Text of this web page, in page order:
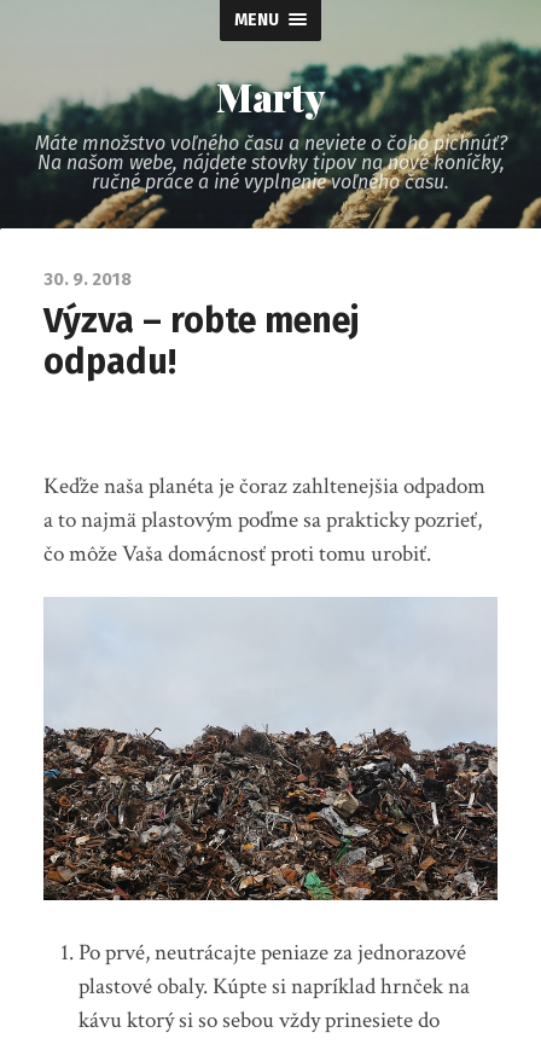
MENU
Marty
Máte množstvo voľného času a neviete o čoho pichnúť?
Na našom webe, nájdete stovky tipov na nové koníčky,
ručné práce a iné vyplnenie voľného času.
30. 9. 2018
Výzva – robte menej
odpadu!
Keďže naša planéta je čoraz zahltenejšia odpadom
a to najmä plastovým poďme sa prakticky pozrieť,
čo môže Vaša domácnosť proti tomu urobiť.
Po prvé, neutrácajte peniaze za jednorazové
plastové obaly. Kúpte si napríklad hrnček na
kávu ktorý si so sebou vždy prinesiete do